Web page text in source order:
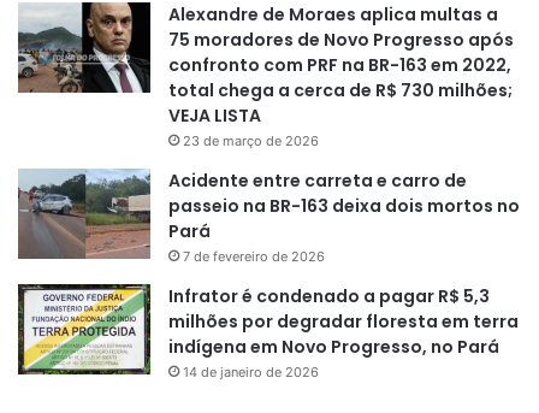
Alexandre de Moraes aplica multas a
75 moradores de Novo Progresso após
confronto com PRF na BR-163 em 2022,
total chega a cerca de R$ 730 milhões;
VEJA LISTA
23 de março de 2026
Acidente entre carreta e carro de
passeio na BR-163 deixa dois mortos no
Pará
7 de fevereiro de 2026
Infrator é condenado a pagar R$ 5,3
milhões por degradar floresta em terra
indígena em Novo Progresso, no Pará
14 de janeiro de 2026